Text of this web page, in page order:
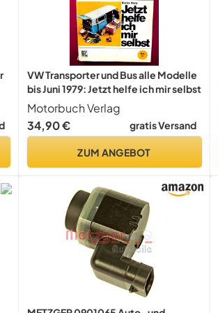
VW Transporter und Bus alle Modelle
bis Juni 1979: Jetzt helfe ich mir selbst
Motorbuch Verlag
34,90 €
gratis Versand
ZUM ANGEBOT